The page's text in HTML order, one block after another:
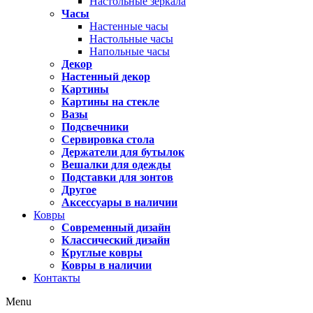
Часы
Настенные часы
Настольные часы
Напольные часы
Декор
Настенный декор
Картины
Картины на стекле
Вазы
Подсвечники
Сервировка стола
Держатели для бутылок
Вешалки для одежды
Подставки для зонтов
Другое
Аксессуары в наличии
Ковры
Современный дизайн
Классический дизайн
Круглые ковры
Ковры в наличии
Контакты
Menu